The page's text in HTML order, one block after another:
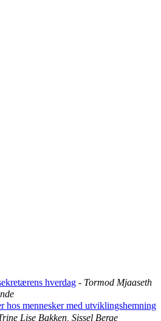
hverdag - Tormod Mjaaseth
hos mennesker med utviklingshemning
Lise Bakken, Sissel Berge